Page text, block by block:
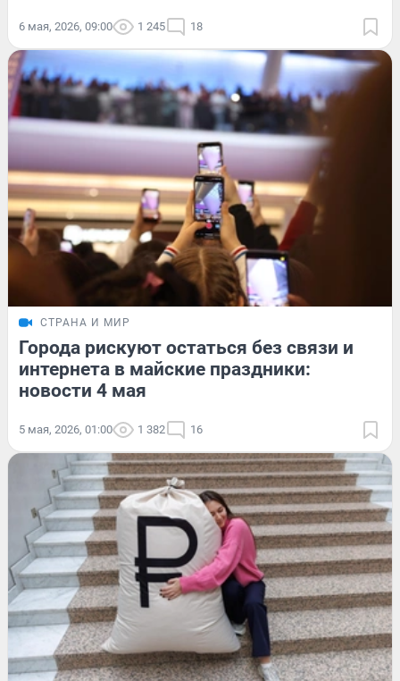
6 мая, 2026, 09:00 1 245 18
СТРАНА И МИР
Города рискуют остаться без связи и
интернета в майские праздники:
новости 4 мая
5 мая, 2026, 01:00 1 382 16